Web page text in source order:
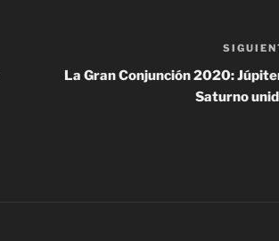
La Gran Conjunción 2020:
Saturno